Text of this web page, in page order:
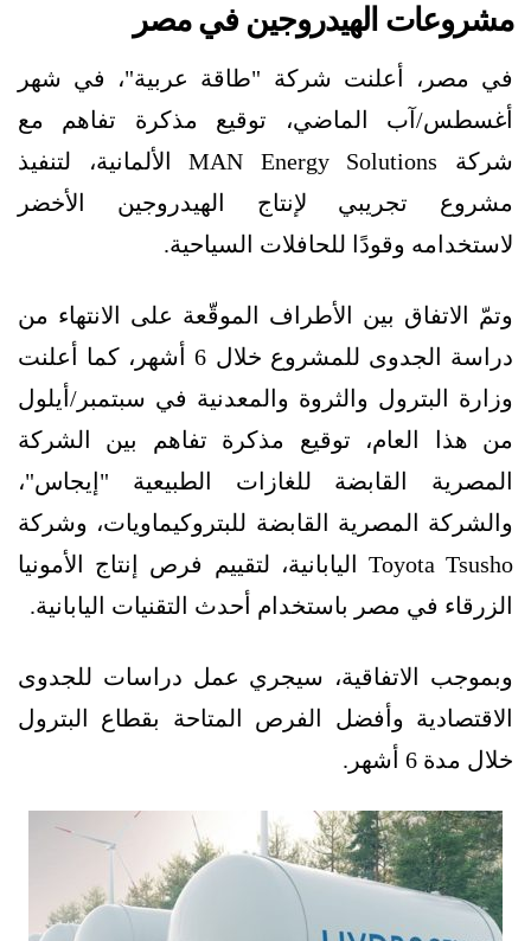
مشروعات الهيدروجين في مصر
في مصر، أعلنت شركة "طاقة عربية"، في شهر
أغسطس/آب الماضي، توقيع مذكرة تفاهم مع
شركة MAN Energy Solutions الألمانية، لتنفيذ
مشروع تجريبي لإنتاج الهيدروجين الأخضر
لاستخدامه وقودًا للحافلات السياحية.
وتمّ الاتفاق بين الأطراف الموقّعة على الانتهاء من
دراسة الجدوى للمشروع خلال 6 أشهر، كما أعلنت
وزارة البترول والثروة والمعدنية في سبتمبر/أيلول
من هذا العام، توقيع مذكرة تفاهم بين الشركة
المصرية القابضة للغازات الطبيعية "إيجاس"،
والشركة المصرية القابضة للبتروكيماويات، وشركة
Toyota Tsusho اليابانية، لتقييم فرص إنتاج الأمونيا
الزرقاء في مصر باستخدام أحدث التقنيات اليابانية.
وبموجب الاتفاقية، سيجري عمل دراسات للجدوى
الاقتصادية وأفضل الفرص المتاحة بقطاع البترول
خلال مدة 6 أشهر.